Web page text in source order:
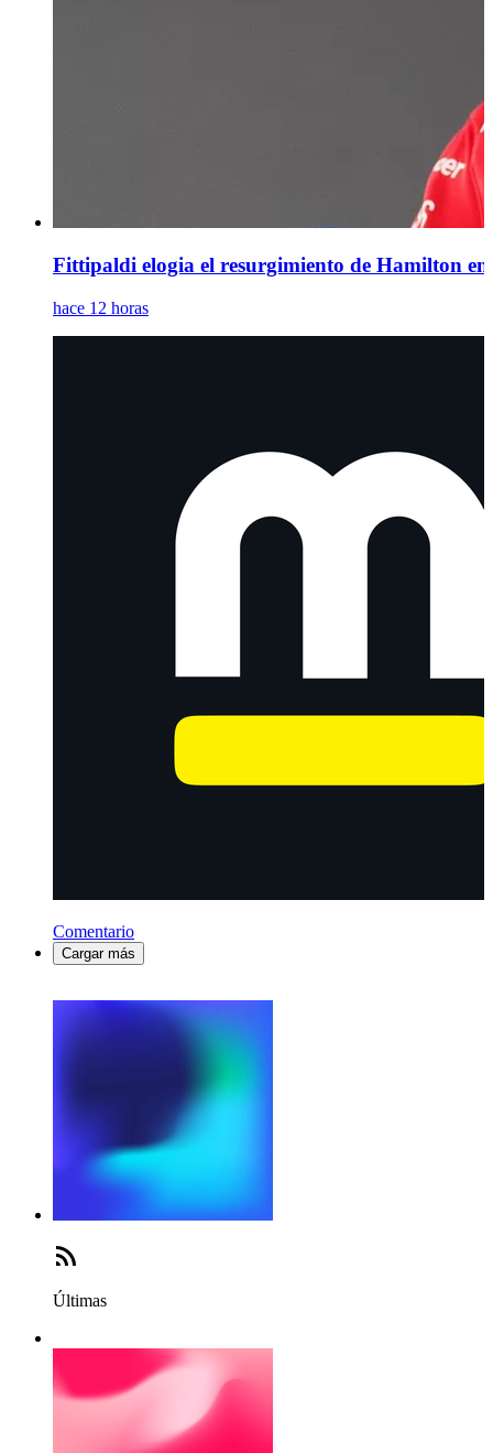
Fittipaldi elogia el resurgimiento de Hamilton
hace 12 horas
Comentario
Cargar más
Últimas